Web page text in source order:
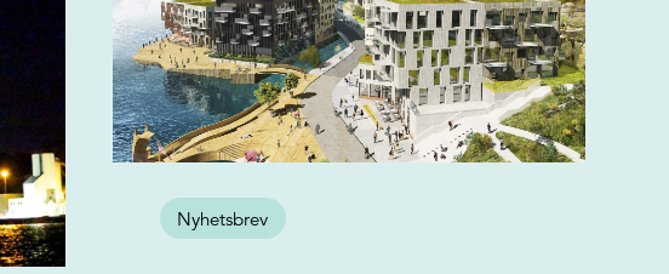
Nyhetsbrev